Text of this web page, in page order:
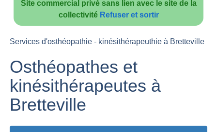
Site commercial privé sans lien avec le site de la
collectivité Refuser et sortir
Services d'osthéopathie - kinésithérapeuthie à Bretteville
Osthéopathes et
kinésithérapeutes à
Bretteville